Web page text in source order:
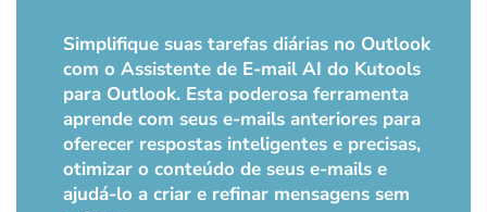
Simplifique suas tarefas diárias no Outlook
com o Assistente de E-mail AI do Kutools
para Outlook. Esta poderosa ferramenta
aprende com seus e-mails anteriores para
oferecer respostas inteligentes e precisas,
otimizar o conteúdo de seus e-mails e
ajudá-lo a criar e refinar mensagens sem